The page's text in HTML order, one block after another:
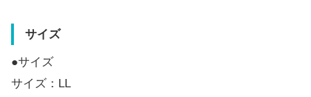
サイズ
●サイズ
サイズ：LL